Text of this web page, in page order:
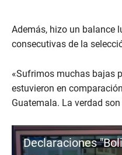
Además, hizo un balance
consecutivas de la
«Sufrimos muchas bajas
estuvieron en
Guatemala. La verdad
Declaraciones